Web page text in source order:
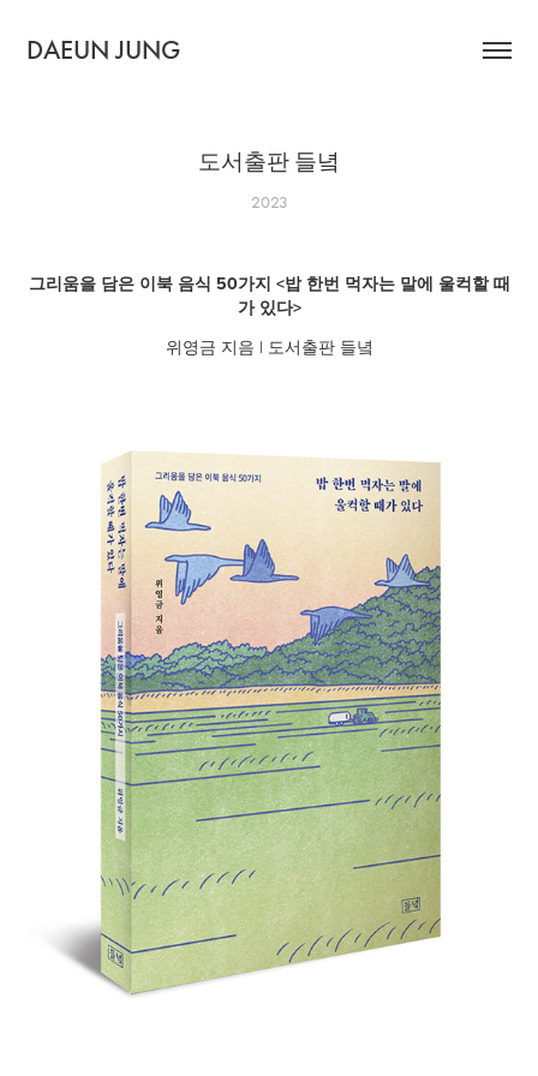
DAEUN JUNG
도서출판 들녘
2023
그리움을 담은 이북 음식 50가지 <밥 한번 먹자는 말에 울컥할 때
가 있다>
위영금 지음 | 도서출판 들녘